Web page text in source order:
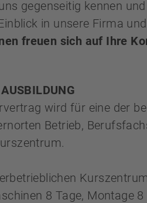
gegenseitig kennen
in unsere Firma
freuen sich auf Ihre
wird für eine der
Betrieb,
8 Tage, Montage 8